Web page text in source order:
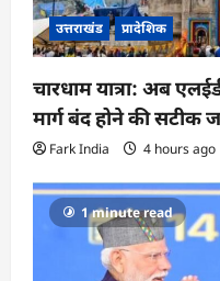
उत्तराखंड प्रादेशिक
चारधाम यात्रा: अब
मार्ग बंद होने की सटीक
Fark India 4 hours ago
1 minute read